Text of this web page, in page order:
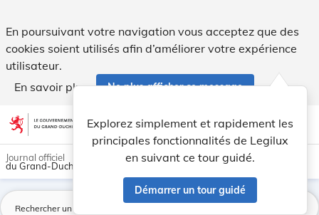
En poursuivant votre navigation vous acceptez que des
cookies soient utilisés afin d’améliorer votre expérience
utilisateur.
En savoir plus
Ne plus afficher ce message
Aller au contenu account_circle help Aide
Explorez simplement et rapidement les
principales fonctionnalités de Legilux
en suivant ce tour guidé.
Démarrer un tour guidé
light_mode dark_mode
Journal officiel
du Grand-Duché de Luxembourg